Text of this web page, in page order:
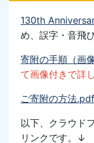
130th
め、誤字・音飛
寄附の手順（画
て画像付きで詳
ご寄附の方法.pdf
以下、クラウド
リンク です。↓